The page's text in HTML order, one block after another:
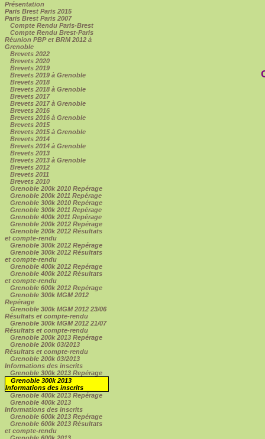
Présentation
Paris Brest Paris 2015
Paris Brest Paris 2007
Compte Rendu Paris-Brest
Compte Rendu Brest-Paris
Réunion PBP et BRM 2012 à
Grenoble
Brevets 2022
Brevets 2020
Brevets 2019
Brevets 2019 à Grenoble
Brevets 2018
Brevets 2018 à Grenoble
Brevets 2017
Brevets 2017 à Grenoble
Brevets 2016
Brevets 2016 à Grenoble
Brevets 2015
Brevets 2015 à Grenoble
Brevets 2014
Brevets 2014 à Grenoble
Brevets 2013
Brevets 2013 à Grenoble
Brevets 2012
Brevets 2011
Brevets 2010
Grenoble 200k 2010 Repérage
Grenoble 200k 2011 Repérage
Grenoble 300k 2010 Repérage
Grenoble 300k 2011 Repérage
Grenoble 400k 2011 Repérage
Grenoble 200k 2012 Repérage
Grenoble 200k 2012 Résultats
et compte-rendu
Grenoble 300k 2012 Repérage
Grenoble 300k 2012 Résultats
et compte-rendu
Grenoble 400k 2012 Repérage
Grenoble 400k 2012 Résultats
et compte-rendu
Grenoble 600k 2012 Repérage
Grenoble 300k MGM 2012
Repérage
Grenoble 300k MGM 2012 23/06
Résultats et compte-rendu
Grenoble 300k MGM 2012 21/07
Résultats et compte-rendu
Grenoble 200k 2013 Repérage
Grenoble 200k 03/2013
Résultats et compte-rendu
Grenoble 200k 03/2013
Informations des inscrits
Grenoble 300k 2013 Repérage
Grenoble 300k 2013
Informations des inscrits
Grenoble 400k 2013 Repérage
Grenoble 400k 2013
Informations des inscrits
Grenoble 600k 2013 Repérage
Grenoble 600k 2013 Résultats
et compte-rendu